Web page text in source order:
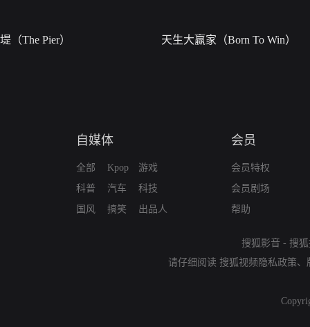
堤（The Pier） 天生大赢家（Born To Win）
自媒体
全部
科普
国风
Kpop
汽车
搞笑
游戏
科技
出品人
会员
会员特权
会员剧场
帮助
搜狐影音 - 搜
请仔细阅读 搜狐视频隐私政策、